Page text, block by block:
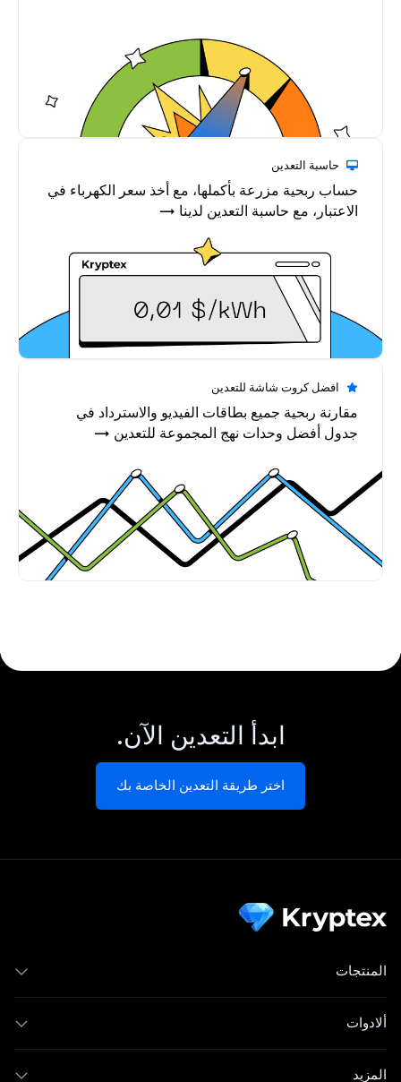
حاسبة التعدين
حساب ربحية مزرعة بأكملها، مع أخذ سعر الكهرباء في
الاعتبار، مع حاسبة التعدين لدينا →
افضل كروت شاشة للتعدين
مقارنة ربحية جميع بطاقات الفيديو والاسترداد في
جدول أفضل وحدات نهج المجموعة للتعدين →
ابدأ التعدين الآن.
اختر طريقة التعدين الخاصة بك
المنتجات
ألادوات
المزيد